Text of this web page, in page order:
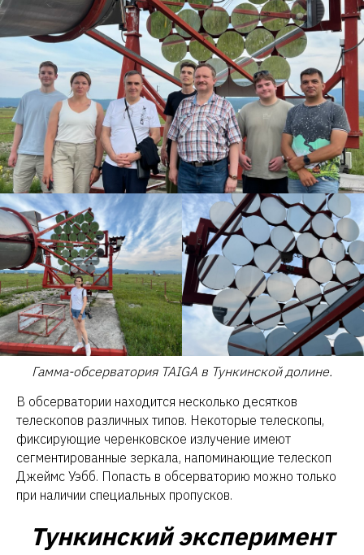
Гамма-обсерватория TAIGA в Тункинской долине.
В обсерватории находится несколько десятков
телескопов различных типов. Некоторые телескопы,
фиксирующие черенковское излучение имеют
сегментированные зеркала, напоминающие телескоп
Джеймс Уэбб. Попасть в обсерваторию можно только
при наличии специальных пропусков.
Тункинский эксперимент